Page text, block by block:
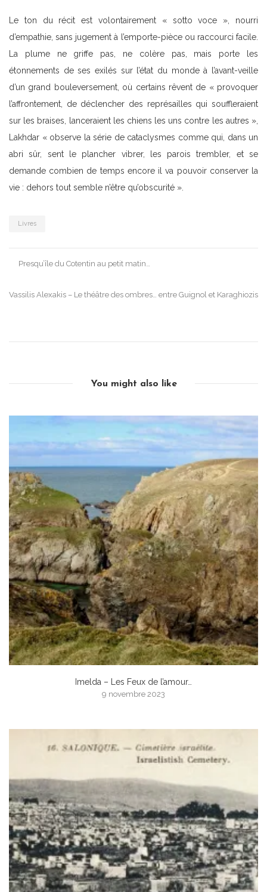
Le ton du récit est volontairement « sotto voce », nourri
d’empathie, sans jugement à l’emporte-pièce ou raccourci facile.
La plume ne griffe pas, ne colère pas, mais porte les
étonnements de ses exilés sur l’état du monde à l’avant-veille
d’un grand bouleversement, où certains rêvent de « provoquer
l’affrontement, de déclencher des représailles qui souffleraient
sur les braises, lanceraient les chiens les uns contre les autres »,
Lakhdar « observe la série de cataclysmes comme qui, dans un
abri sûr, sent le plancher vibrer, les parois trembler, et se
demande combien de temps encore il va pouvoir conserver la
vie : dehors tout semble n’être qu’obscurité ».
Livres
Post
Presqu’île du Cotentin au petit matin…
Vassilis Alexakis – Le théâtre des ombres… entre Guignol et Karaghiozis
You might also like
Imelda – Les Feux de l’amour…
9 novembre 2023